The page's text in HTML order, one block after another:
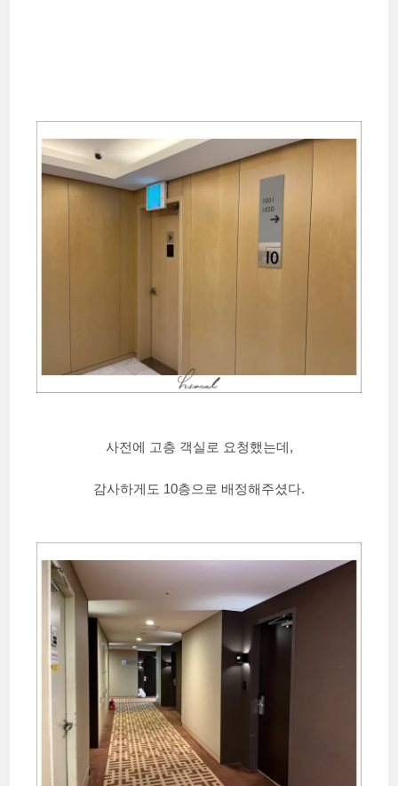
사전에 고층 객실로 요청했는데,
감사하게도 10층으로 배정해주셨다.